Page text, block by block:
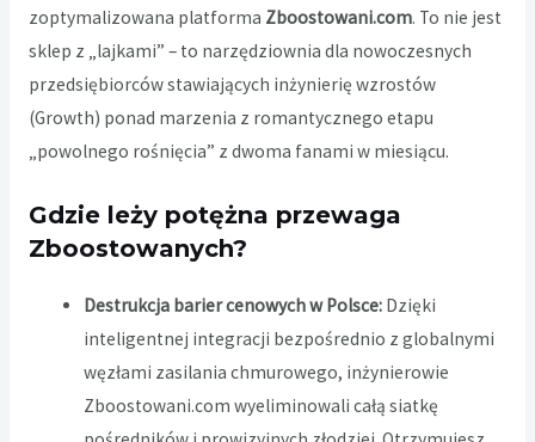
zoptymalizowana platforma Zboostowani.com. To nie jest
sklep z „lajkami” – to narzędziownia dla nowoczesnych
przedsiębiorców stawiających inżynierię wzrostów
(Growth) ponad marzenia z romantycznego etapu
„powolnego rośnięcia” z dwoma fanami w miesiącu.
Gdzie leży potężna przewaga
Zboostowanych?
Destrukcja barier cenowych w Polsce: Dzięki
inteligentnej integracji bezpośrednio z globalnymi
węzłami zasilania chmurowego, inżynierowie
Zboostowani.com wyeliminowali całą siatkę